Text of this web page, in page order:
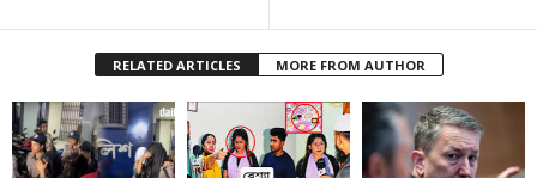
RELATED ARTICLES MORE FROM AUTHOR